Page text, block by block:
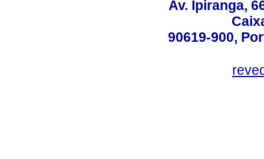
Av. Ipiranga,
90619-900,